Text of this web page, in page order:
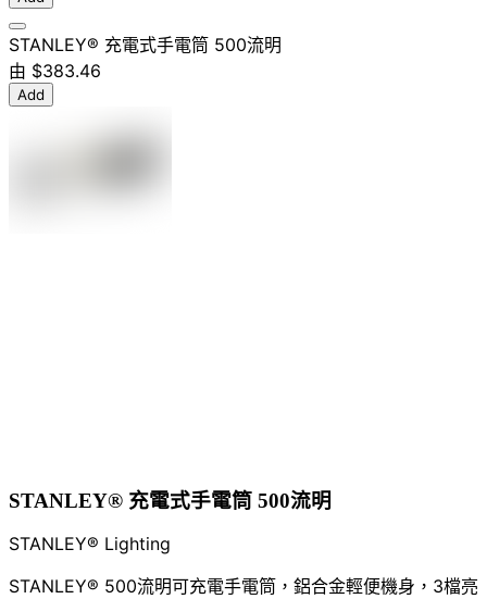
STANLEY® 充電式手電筒 500流明
由 $383.46
Add
STANLEY® 充電式手電筒 500流明
STANLEY® Lighting
STANLEY® 500流明可充電手電筒，鋁合金輕便機身，3檔亮